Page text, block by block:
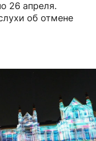
26 апреля.
об отмене